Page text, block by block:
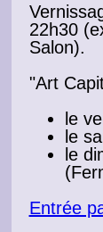
22h30
Salon).
"Art
le
le
le
Entrée